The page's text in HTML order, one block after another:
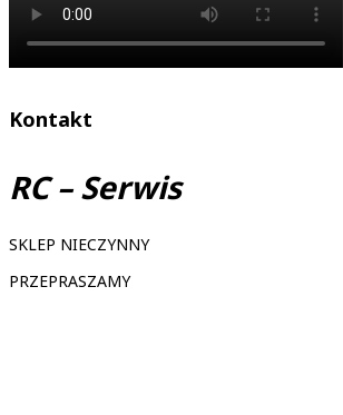
Kontakt
RC – Serwis
SKLEP NIECZYNNY
PRZEPRASZAMY